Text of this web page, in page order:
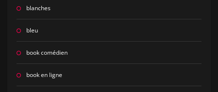
blanches
bleu
book comédien
book en ligne